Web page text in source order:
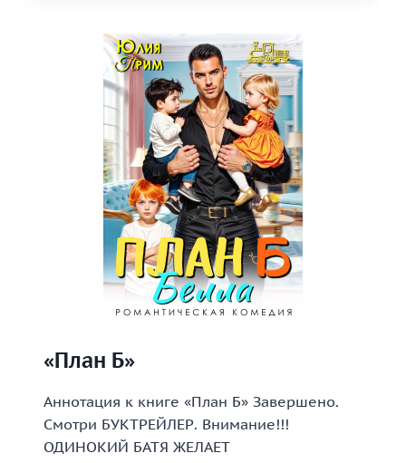
«План Б»
Аннотация к книге «План Б» Завершено.
Смотри БУКТРЕЙЛЕР. Внимание!!!
ОДИНОКИЙ БАТЯ ЖЕЛАЕТ